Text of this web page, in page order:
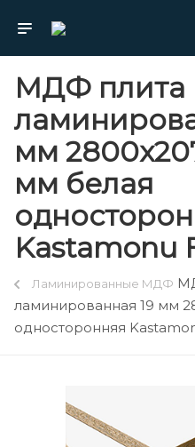
МДФ плита
мм
мм белая
Kastamonu
Ламинированные МДФ
ламинированная 19 мм
односторонняя